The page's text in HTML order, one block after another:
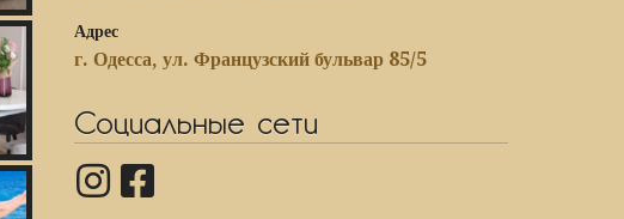
Адрес
г. Одесса, ул. Французский бульвар 85/5
Социальные сети